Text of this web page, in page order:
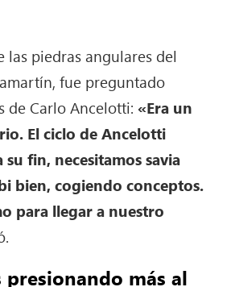
las piedras angulares del
fue preguntado
de Carlo Ancelotti:«Era un
El ciclo de Ancelotti
su fin, necesitamos savia
bien, cogiendo conceptos.
para llegar a nuestro
presionando más al